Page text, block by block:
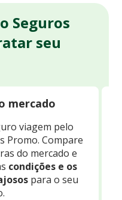
Seguros
seu
mercado
viagem pelo
Promo. Compare
do mercado e
condições e os
para o seu